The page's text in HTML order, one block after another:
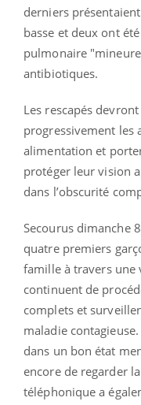
derniers
basse et deux ont
pulmonaire
antibiotiques.
Les rescapés
progressivement les
alimentation et
protéger leur vision
dans l’obscurité
Secourus dimanche
quatre premiers
famille à travers une
continuent de
complets et
maladie
dans un bon état
encore de regarder
téléphonique a